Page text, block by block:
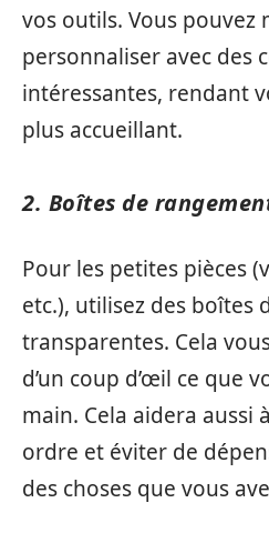
vos outils. Vous pouvez
personnaliser avec des
intéressantes, rendant
plus accueillant.
2. Boîtes de
Pour les petites pièces
etc.), utilisez des boîtes
transparentes. Cela
d’un coup d’œil ce que
main. Cela aidera aussi
ordre et éviter de
des choses que vous